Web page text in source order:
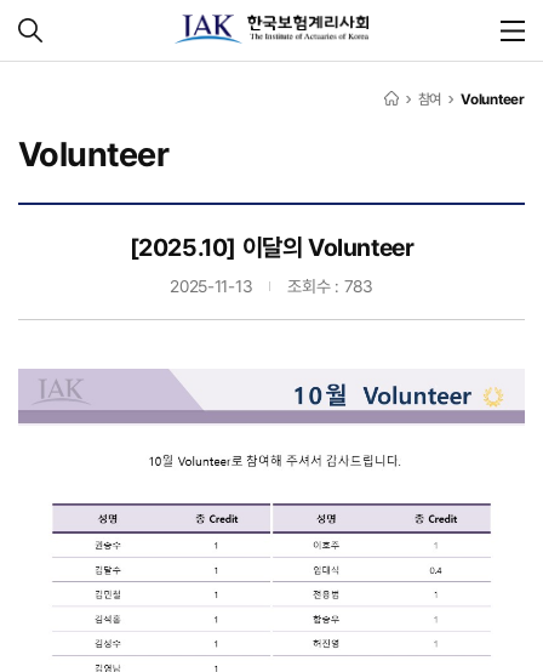
참여 Volunteer
Volunteer
[2025.10] 이달의 Volunteer
2025-11-13 조회수 : 783